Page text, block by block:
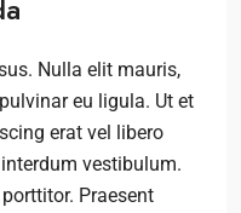
Nulla elit mauris,
eu ligula. Ut et
erat vel libero
vestibulum.
Praesent